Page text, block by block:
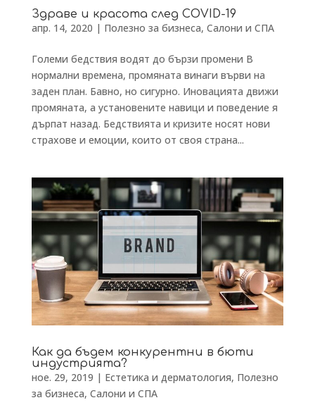
Здраве и красота след COVID-19
апр. 14, 2020 | Полезно за бизнеса, Салони и СПА
Големи бедствия водят до бързи промени В
нормални времена, промяната винаги върви на
заден план. Бавно, но сигурно. Иновацията движи
промяната, а установените навици и поведение я
дърпат назад. Бедствията и кризите носят нови
страхове и емоции, които от своя страна...
Как да бъдем конкурентни в бюти
индустрията?
ное. 29, 2019 | Естетика и дерматология, Полезно
за бизнеса, Салони и СПА